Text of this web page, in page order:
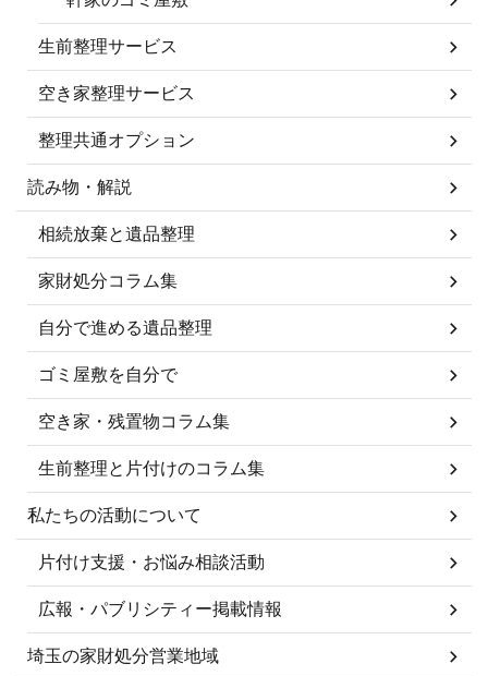
生前整理サービス
空き家整理サービス
整理共通オプション
読み物・解説
相続放棄と遺品整理
家財処分コラム集
自分で進める遺品整理
ゴミ屋敷を自分で
空き家・残置物コラム集
生前整理と片付けのコラム集
私たちの活動について
片付け支援・お悩み相談活動
広報・パブリシティー掲載情報
埼玉の家財処分営業地域